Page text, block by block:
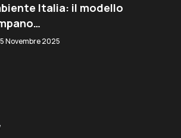
Italia: il modello
Novembre 2025